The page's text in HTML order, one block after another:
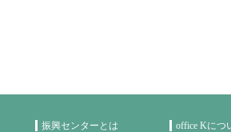
振興センターとは
office Kにつ